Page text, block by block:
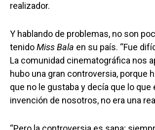
realizador.
Y hablando de problemas, no son
tenidoMiss Bala en su país. “Fue
La comunidad cinematográfica nos
hubo una gran controversia, porque
que no le gustaba y decía que lo que
invención de nosotros, no era una